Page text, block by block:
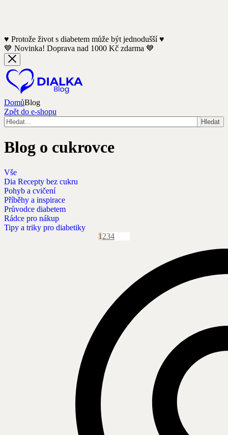
♥️ Protože život s diabetem může být jednodušší ♥️
💙 Novinka! Doprava nad 1000 Kč zdarma 💙
DomůBlog
Zpět do e-shopu
Hledat
Blog o cukrovce
Vše
Dia Recepty bez cukru
Pohyb a cvičení
Příběhy a inspirace
Průvodce diabetem
Rádce pro nákup
Tipy a triky pro diabetiky
PRŮVODCE DIABETEM
CBD a cukrovka: Jak může léčebné konopí
pomoci diabetikům?
DIA RECEPTY BEZ CUKRU
Pizza večer i s cukrovkou? Recept na křupavé
těsto bez bílé mouky
DIA RECEPTY BEZ CUKRU
Recept na božský cheesecake
PRŮVODCE DIABETEM
Praktický jídelníček pro diabetika
RÁDCE PRO NÁKUP
Čaje pro diabetiky
1 234